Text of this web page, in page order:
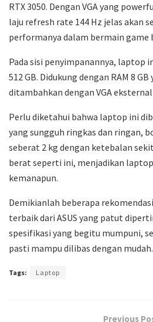
RTX 3050. Dengan VGA yang
laju refresh rate 144 Hz jelas akan
performanya dalam bermain game
Pada sisi penyimpanannya, laptop
512 GB. Didukung dengan RAM 8
ditambahkan dengan VGA
Perlu diketahui bahwa laptop ini
yang sungguh ringkas dan ringan,
seberat 2 kg dengan ketebalan
berat seperti ini, menjadikan
kemanapun.
Demikianlah beberapa
terbaik dari ASUS yang patut
spesifikasi yang begitu mumpuni,
pasti mampu dilibas dengan mudah.
Tags: Laptop
Previous